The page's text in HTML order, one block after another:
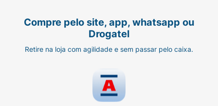
Compre pelo site, app, whatsapp ou
Drogatel
Retire na loja com agilidade e sem passar pelo caixa.